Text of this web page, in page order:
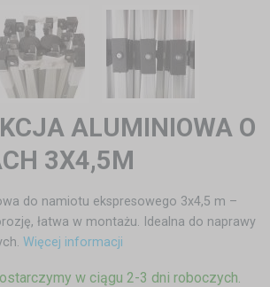
ALUMINIOWA O
3X4,5M
do namiotu ekspresowego 3x4,5 m –
łatwa w montażu. Idealna do naprawy
Więcej informacji
w ciągu 2-3 dni roboczych.